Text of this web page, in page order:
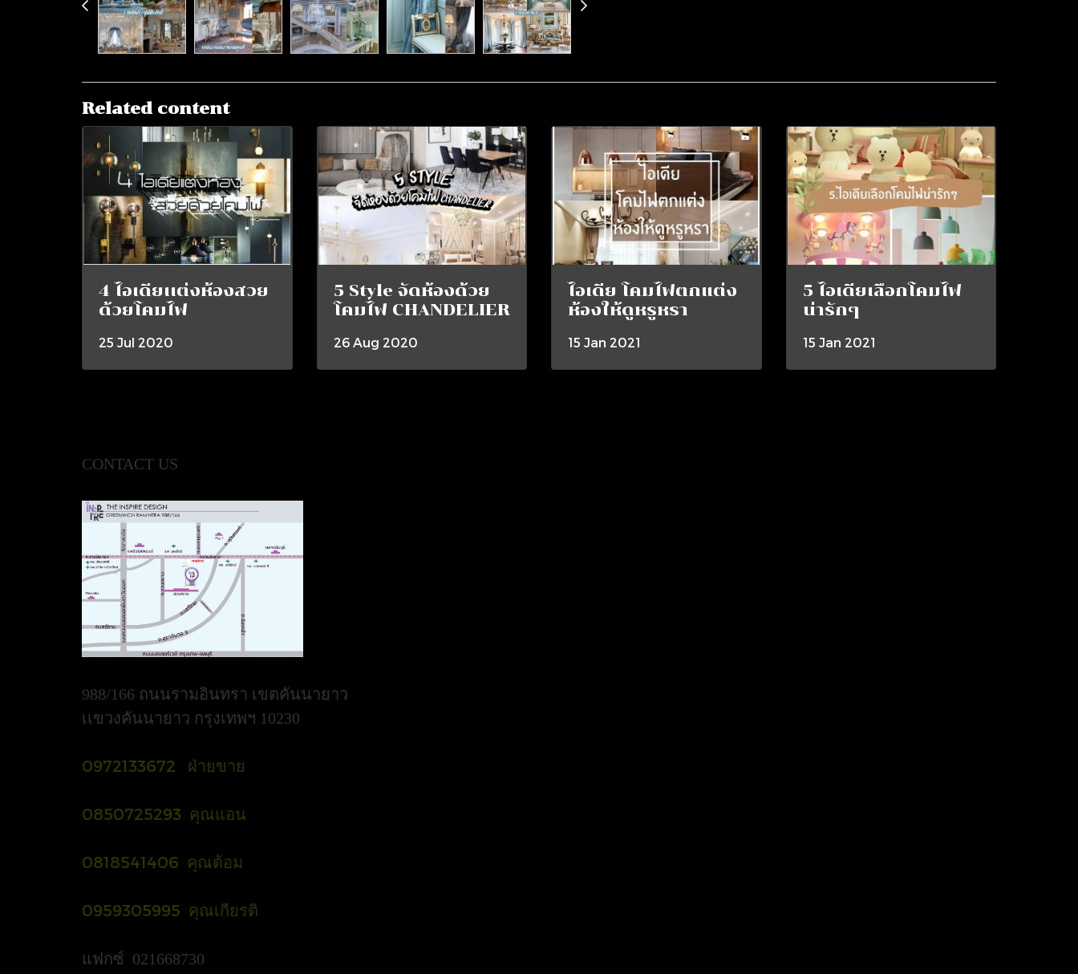
Related content
4 ไอเดียเเต่งห้องสวย
ด้วยโคมไฟ
25 Jul 2020
5 Style จัดห้องด้วย
โคมไฟ CHANDELIER
26 Aug 2020
ไอเดีย โคมไฟตกแต่ง
ห้องให้ดูหรูหรา
15 Jan 2021
5 ไอเดียเลือกโคมไฟ
น่ารักๆ
15 Jan 2021
CONTACT US
988/166 ถนนรามอินทรา เขตคันนายาว
เเขวงคันนายาว กรุงเทพฯ 10230
0972133672 ฝ่ายขาย
0850725293 คุณแอน
0818541406 คุณต้อม
0959305995 คุณเกียรติ
แฟกซ์ 021668730